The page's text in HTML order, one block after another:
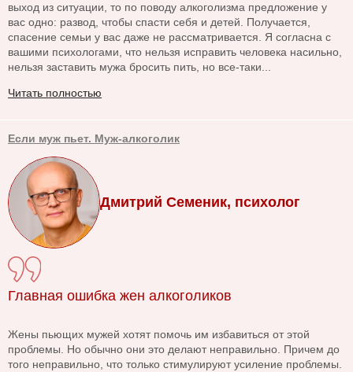
выход из ситуации, то по поводу алкоголизма предложение у
вас одно: развод, чтобы спасти себя и детей. Получается,
спасение семьи у вас даже не рассматривается. Я согласна с
вашими психологами, что нельзя исправить человека насильно,
нельзя заставить мужа бросить пить, но все-таки...
Читать полностью
Если муж пьет. Муж-алкоголик
Дмитрий Семеник, психолог
Главная ошибка жен алкоголиков
Жены пьющих мужей хотят помочь им избавиться от этой
проблемы. Но обычно они это делают неправильно. Причем до
того неправильно, что только стимулируют усиление проблемы.